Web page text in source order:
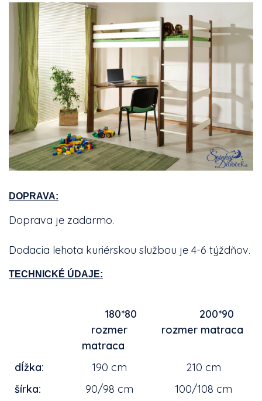
DOPRAVA:
Doprava je zadarmo.
Dodacia lehota kuriérskou službou je 4-6 týždňov.
TECHNICKÉ ÚDAJE:
180*80
rozmer
matraca
200*90
rozmer matraca
dĺžka: 190 cm
210 cm
šírka:
90/98 cm
100/108 cm